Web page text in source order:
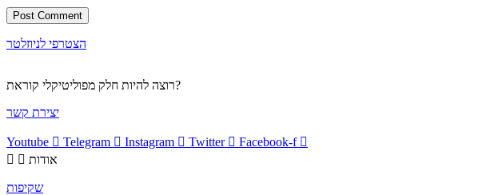
הצטרפי לניוזלטר
רוצה להיות חלק מפוליטיקלי קוראת?
יצירת קשר
Youtube Telegram Instagram Twitter
Facebook-f
אודות
שקיפות